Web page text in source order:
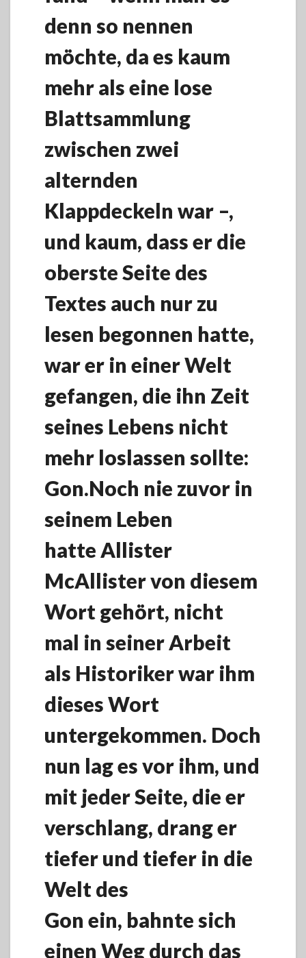
denn so nennen
möchte, da es kaum
mehr als eine lose
Blattsammlung
zwischen zwei
alternden
Klappdeckeln war –,
und kaum, dass er die
oberste Seite des
Textes auch nur zu
lesen begonnen hatte,
war er in einer Welt
gefangen, die ihn Zeit
seines Lebens nicht
mehr loslassen sollte:
Gon.Noch nie zuvor in
seinem Leben
hatte Allister
McAllister von diesem
Wort gehört, nicht
mal in seiner Arbeit
als Historiker war ihm
dieses Wort
untergekommen. Doch
nun lag es vor ihm, und
mit jeder Seite, die er
verschlang, drang er
tiefer und tiefer in die
Welt des
Gon ein, bahnte sich
einen Weg durch das